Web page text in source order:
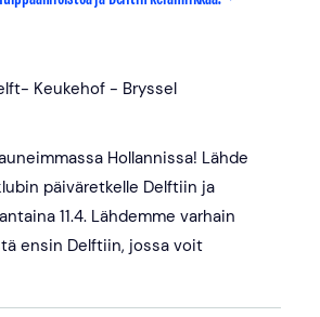
Keukehof - Bryssel
Hollannissa! Lähde
päiväretkelle Delftiin ja
11.4. Lähdemme varhain
ensin Delftiin, jossa voit